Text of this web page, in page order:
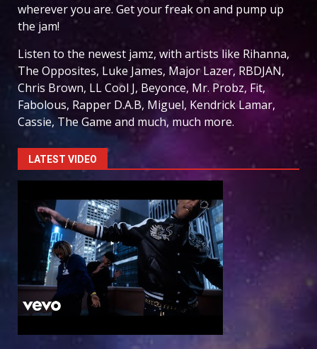
wherever you are. Get your freak on and pump up
the jam!
Listen to the newest jamz, with artists like Rihanna,
The Opposites, Luke James, Major Lazer, RBDJAN,
Chris Brown, LL Cool J, Beyonce, Mr. Probz, Fit,
Fabolous, Rapper D.A.B, Miguel, Kendrick Lamar,
Cassie, The Game and much, much more.
LATEST VIDEO